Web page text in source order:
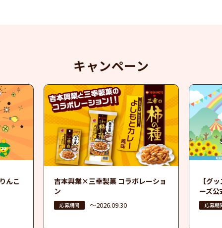
キャンペーン
んこ
吉本興業×三幸製菓 コラボレーショ
ン
応募期間 〜2026.09.30
【グ
ーズ
応募期